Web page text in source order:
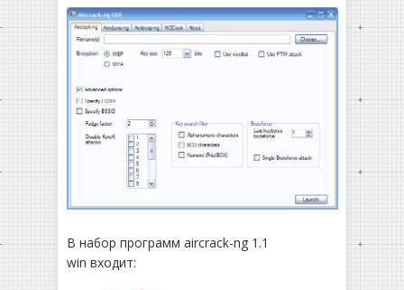
В набор программ aircrack-ng 1.1
win входит: